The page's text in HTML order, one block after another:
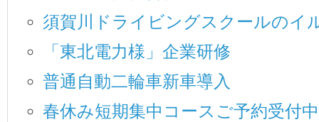
須賀川ドライビングスクールのイ
「東北電力様」企業研修
普通自動二輪車新車導入
春休み短期集中コースご予約受付中